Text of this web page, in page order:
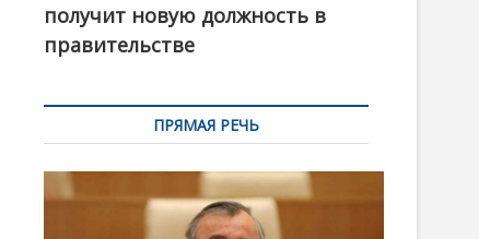
получит новую должность в
правительстве
ПРЯМАЯ РЕЧЬ